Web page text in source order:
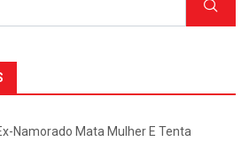
Namorado Mata Mulher E Tenta